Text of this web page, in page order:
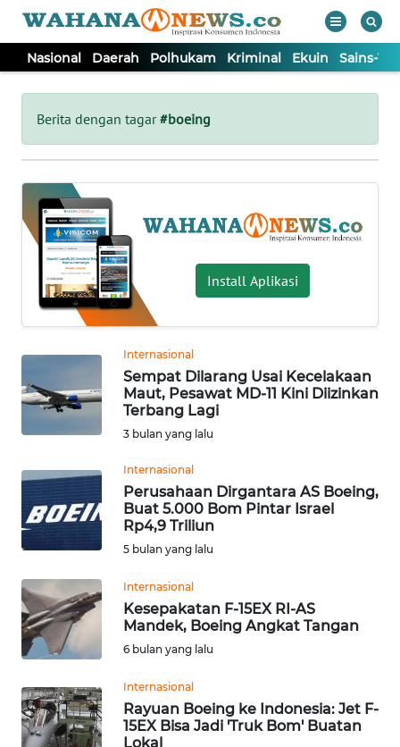
Nasional Daerah Polhukam Kriminal Ekuin Sains-
Berita dengan tagar#boeing
Install Aplikasi
Internasional
Sempat Dilarang Usai Kecelakaan
Maut, Pesawat MD-11 Kini Diizinkan
Terbang Lagi
3 bulan yang lalu
Internasional
Perusahaan Dirgantara AS Boeing,
Buat 5.000 Bom Pintar Israel
Rp4,9 Triliun
5 bulan yang lalu
Internasional
Kesepakatan F-15EX RI-AS
Mandek, Boeing Angkat Tangan
6 bulan yang lalu
Internasional
Rayuan Boeing ke Indonesia: Jet F-
15EX Bisa Jadi 'Truk Bom' Buatan
Lokal
Tutup
NASIONAL
DAERAH
POLHUKAM
KRIMINAL
EKUIN
SAINS-TEKNO
INTERNASIONAL
PENDIDIKAN
OLAHRAGA
OPINI